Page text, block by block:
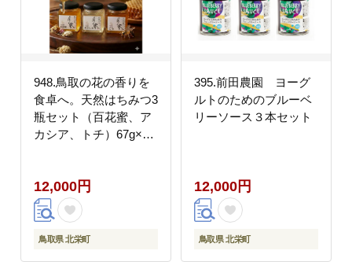
948.鳥取の花の香りを
食卓へ。天然はちみつ3
瓶セット（百花蜜、ア
カシア、トチ）67g×各
◇日本全国配送可能
12,000円
鳥取県 北栄町
395.前田農園 ヨーグ
ルトのためのブルーベ
リーソース３本セット
12,000円
鳥取県 北栄町